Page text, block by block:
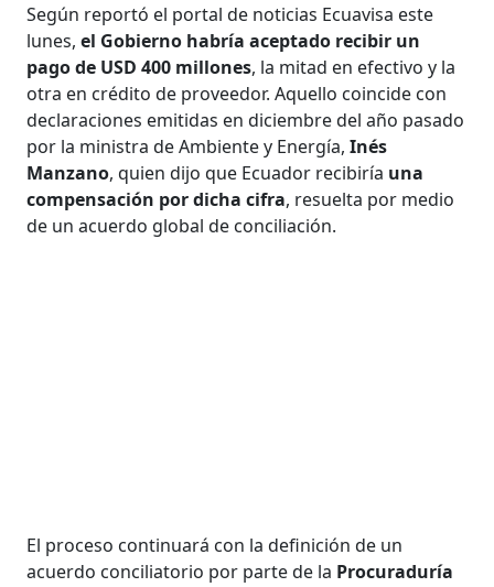
Según reportó el portal de noticias Ecuavisa este
lunes,el Gobierno habría aceptado recibir un
pago de USD 400 millones, la mitad en efectivo y la
otra en crédito de proveedor. Aquello coincide con
declaraciones emitidas en diciembre del año pasado
por la ministra de Ambiente y Energía,Inés
Manzano, quien dijo que Ecuador recibiría una
compensación por dicha cifra, resuelta por medio
de un acuerdo global de conciliación.
El proceso continuará con la definición de un
acuerdo conciliatorio por parte de la Procuraduría